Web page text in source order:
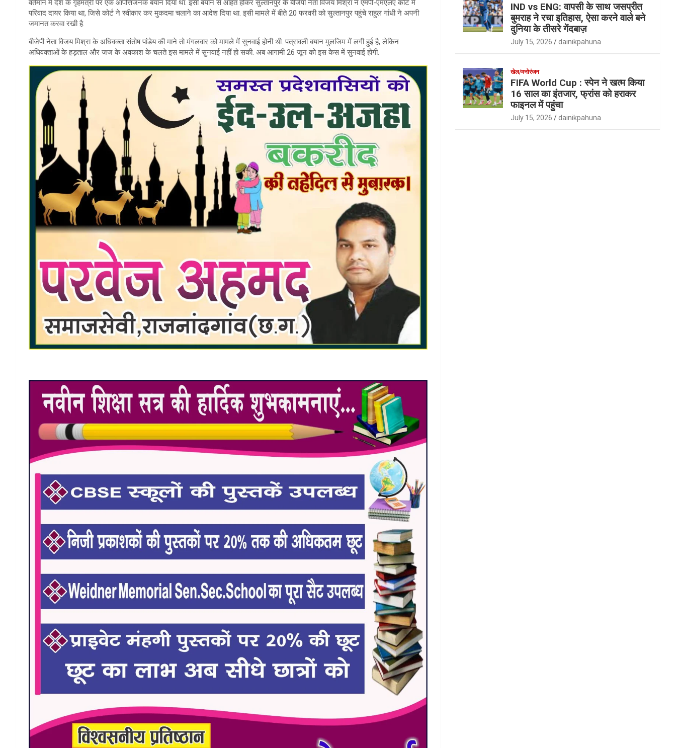
p
वर्तमान में देश के गृहमंत्री पर एक आपत्तिजनक बयान दिया था. इसी बयान से आहत होकर सुल्तानपुर के बीजेपी नेता विजय मिश्रा ने एमपी-एमएलए कोर्ट में
परिवाद दायर किया था, जिसे कोर्ट ने स्वीकार कर मुकदमा चलाने का आदेश दिया था. इसी मामले में बीते 20 फरवरी को सुल्तानपुर पहुंचे राहुल गांधी ने अपनी
जमानत करवा रखी है.
बीजेपी नेता विजय मिश्रा के अधिवक्ता संतोष पांडेय की माने तो मंगलवार को मामले में सुनवाई होनी थी. पत्रावली बयान मुलजिम में लगी हुई है, लेकिन
अधिवक्ताओं के हड़ताल और जज के अवकाश के चलते इस मामले में सुनवाई नहीं हो सकी. अब आगामी 26 जून को इस केस में सुनवाई होगी.
IND vs ENG: वापसी के साथ जसप्रीत
बुमराह ने रचा इतिहास, ऐसा करने वाले बने
दुनिया के तीसरे गेंदबाज़
July 15, 2026 dainikpahuna
खेल/मनोरंजन
FIFA World Cup : स्पेन ने खत्म किया
16 साल का इंतजार, फ्रांस को हराकर
फाइनल में पहुंचा
July 15, 2026 dainikpahuna